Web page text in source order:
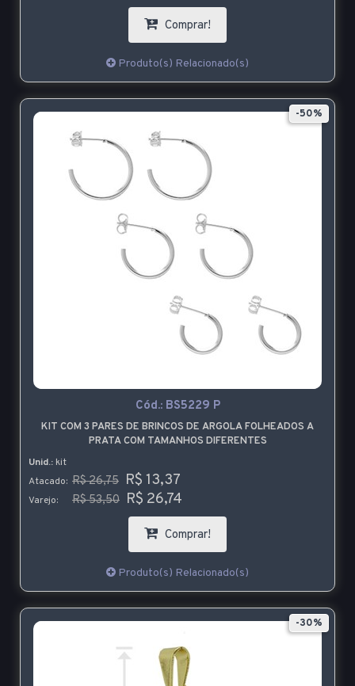
Comprar!
Produto(s) Relacionado(s)
-50%
Cód.: BS5229 P
KIT COM 3 PARES DE BRINCOS DE ARGOLA FOLHEADOS A
PRATA COM TAMANHOS DIFERENTES
Unid.: kit
Atacado: R$ 26,75 R$ 13,37
Varejo: R$ 53,50 R$ 26,74
Comprar!
Produto(s) Relacionado(s)
-30%